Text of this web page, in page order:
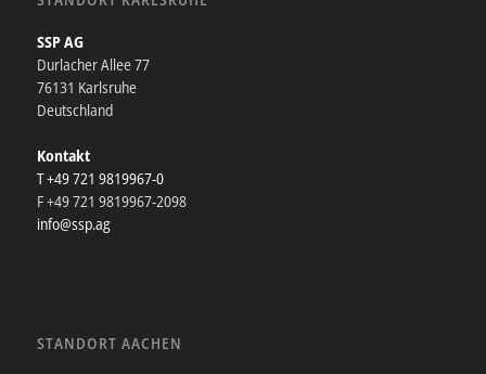
SSP AG
Durlacher Allee 77
76131 Karlsruhe
Deutschland
Kontakt
T +49 721 9819967-0
F +49 721 9819967-2098
info@ssp.ag
STANDORT AACHEN